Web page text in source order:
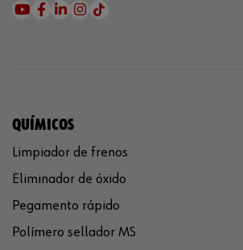
QUÍMICOS
Limpiador de frenos
Eliminador de óxido
Pegamento rápido
Polímero sellador MS